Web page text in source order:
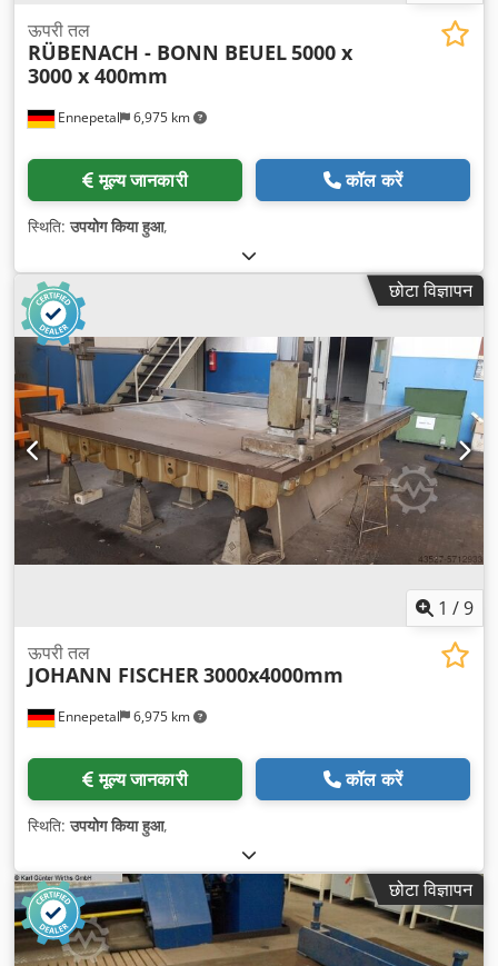
Ennepetal 6,975 km
ऊपरी तल
RÜBENACH - BONN BEUEL5000 x
3000 x 400mm
मूल्य जानकारी कॉल करें
स्थिति:उपयोग किया हुआ,
छोटा विज्ञापन
1 /9
Ennepetal 6,975 km
ऊपरी तल
JOHANN FISCHER3000x4000mm
मूल्य जानकारी कॉल करें
स्थिति:उपयोग किया हुआ,
छोटा विज्ञापन